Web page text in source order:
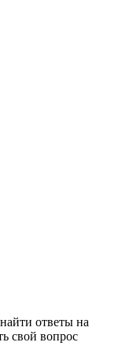
ответы на
свой вопрос